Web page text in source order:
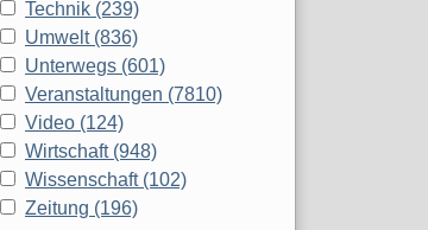
Technik (239)
Umwelt (836)
Unterwegs (601)
Veranstaltungen (7810)
Video (124)
Wirtschaft (948)
Wissenschaft (102)
Zeitung (196)